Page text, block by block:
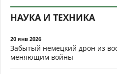
НАУКА И ТЕХНИКА
20 янв 2026
Забытый немецкий дрон из
меняющим войны